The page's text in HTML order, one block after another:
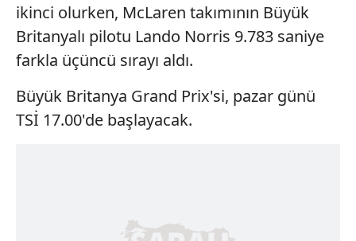
ikinci olurken, McLaren takımının Büyük
Britanyalı pilotu Lando Norris 9.783 saniye
farkla üçüncü sırayı aldı.
Büyük Britanya Grand Prix'si, pazar günü
TSİ 17.00'de başlayacak.